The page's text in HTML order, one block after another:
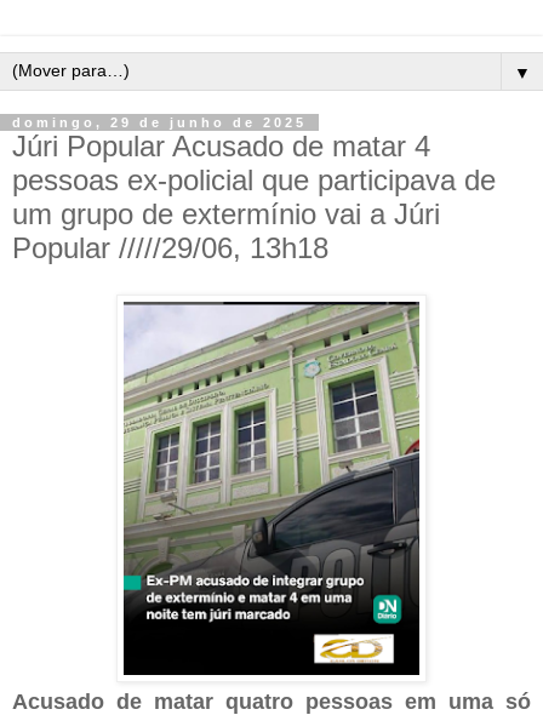
▼
domingo, 29 de junho de 2025
Júri Popular Acusado de matar 4
pessoas ex-policial que participava de
um grupo de extermínio vai a Júri
Popular /////29/06, 13h18
Acusado de matar quatro pessoas em uma só